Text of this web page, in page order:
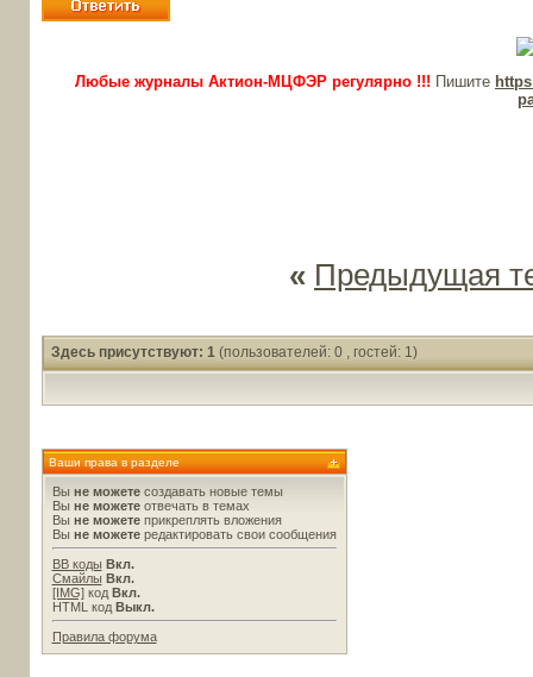
Любые журналы Актион-МЦФЭР регулярно !!! Пишите
« Предыдущая
Здесь присутствуют: 1 (пользователей: 0 , гостей: 1)
Ваши права в разделе
Вы не можетесоздавать новые темы
Вы не можетеотвечать в темах
Вы не можетеприкреплять вложения
Вы не можетередактировать свои сообщения
BB коды Вкл.
Смайлы Вкл.
[IMG]код Вкл.
HTML код Выкл.
Правила форума